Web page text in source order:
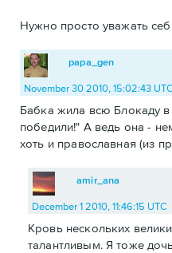
Нужно просто уважать
papa_gen
November 30 2010, 15:02:43 UTC
Бабка жила всю Блокаду
победили!" А ведь она -
хоть и православная (из
amir_ana
December 1 2010, 11:46:15 UTC
Кровь нескольких
талантливым. Я тоже